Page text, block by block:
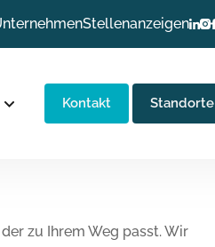
Stellenanzeigen
Kontakt Standorte
zu Ihrem Weg passt. Wir